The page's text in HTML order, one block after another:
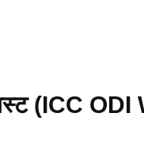
(ICC ODI